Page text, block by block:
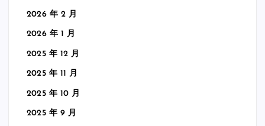
2026 年 2 月
2026 年 1 月
2025 年 12 月
2025 年 11 月
2025 年 10 月
2025 年 9 月